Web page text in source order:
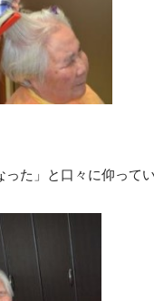
った」と口々に仰って